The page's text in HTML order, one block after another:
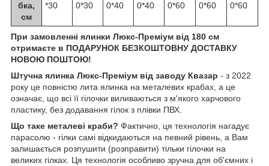
бка,
см
*30
0*30
0*40
0*40
0*60
0*60
0*60
При замовленні ялинки Люкс-Преміум від 180 см
отримаєте в ПОДАРУНОК БЕЗКОШТОВНУ ДОСТАВКУ
НОВОЮ ПОШТОЮ!
Штучна ялинка Люкс-Преміум від заводу Квазар - з 2022
року це повністю лита ялинка на металевих крабах, а це
означає, що всі її гілочки виливаються з м'якого харчового
пластику, без додавання гілок з плівки ПВХ.
Що таке металеві краби? Фактично, ця технологія нагадує
парасолю - гілки самі відкидаються на певний рівень, а Вам
залишається розпушити (розправити) тільки гілочки на
великих гілках. Ця технологія особливо зручна для об'ємних і